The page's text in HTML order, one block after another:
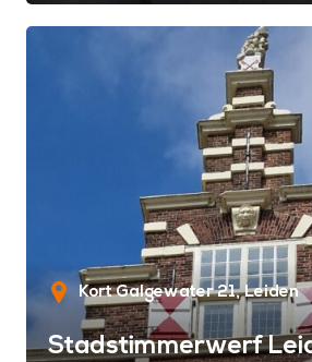
Kort Galgewater 21 Leiden
Stadstimmerwerf